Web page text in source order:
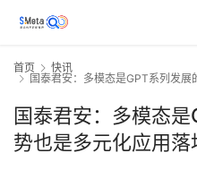
首页
快讯
国泰君安：多模态是GPT系列发
国泰君安：多模态
势也是多元化应用落